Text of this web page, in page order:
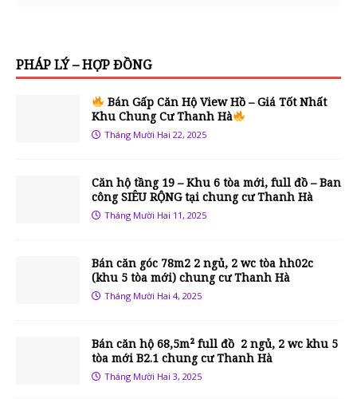
PHÁP LÝ – HỢP ĐỒNG
Bán Gấp Căn Hộ View Hồ – Giá Tốt Nhất
Khu Chung Cư Thanh Hà
Tháng Mười Hai 22, 2025
Căn hộ tầng 19 – Khu 6 tòa mới, full đồ – Ban
công SIÊU RỘNG tại chung cư Thanh Hà
Tháng Mười Hai 11, 2025
Bán căn góc 78m2 2 ngủ, 2 wc tòa hh02c
(khu 5 tòa mới) chung cư Thanh Hà
Tháng Mười Hai 4, 2025
Bán căn hộ 68,5m² full đồ 2 ngủ, 2 wc khu 5
tòa mới B2.1 chung cư Thanh Hà
Tháng Mười Hai 3, 2025